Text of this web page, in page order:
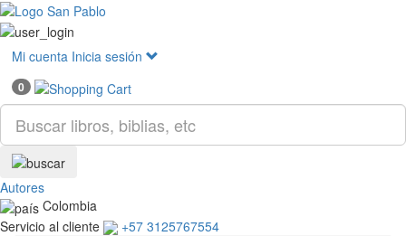
Mi cuenta Inicia sesión
0
Autores
Colombia
Servicio al cliente
+57 3125767554